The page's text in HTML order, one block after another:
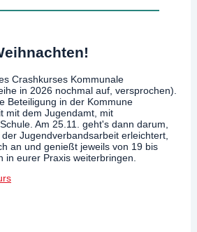
Crashkurses Kommunale
in 2026 nochmal auf, versprochen).
Beteiligung in der Kommune
mit dem Jugendamt, mit
Am 25.11. geht's dann darum,
Jugendverbandsarbeit erleichtert,
an und genießt jeweils von 19 bis
eurer Praxis weiterbringen.